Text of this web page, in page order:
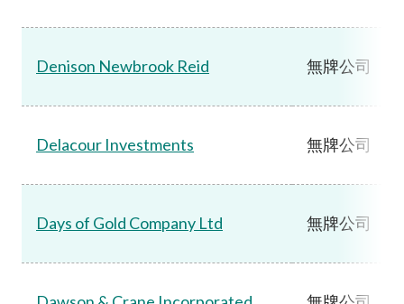
Denison Newbrook Reid 無牌公司
Delacour Investments 無牌公司
Days of Gold Company Ltd 無牌公司